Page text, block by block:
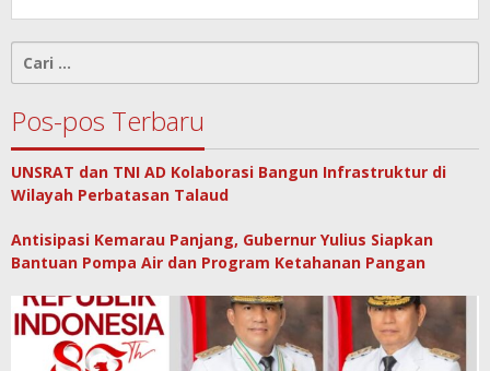
untuk:
Pos-pos Terbaru
UNSRAT dan TNI AD Kolaborasi Bangun Infrastruktur di
Wilayah Perbatasan Talaud
Antisipasi Kemarau Panjang, Gubernur Yulius Siapkan
Bantuan Pompa Air dan Program Ketahanan Pangan